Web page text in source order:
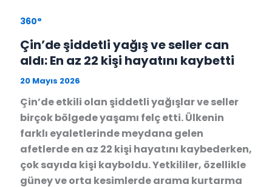
360°
Çin’de şiddetli yağış ve seller can
aldı: En az 22 kişi hayatını kaybetti
20 Mayıs 2026
Çin’de etkili olan şiddetli yağışlar ve seller
birçok bölgede yaşamı felç etti. Ülkenin
farklı eyaletlerinde meydana gelen
afetlerde en az 22 kişi hayatını kaybederken,
çok sayıda kişi kayboldu. Yetkililer, özellikle
güney ve orta kesimlerde arama kurtarma